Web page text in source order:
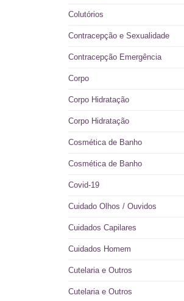
Colutórios
Contracepção e Sexualidade
Contracepção Emergência
Corpo
Corpo Hidratação
Corpo Hidratação
Cosmética de Banho
Cosmética de Banho
Covid-19
Cuidado Olhos / Ouvidos
Cuidados Capilares
Cuidados Homem
Cutelaria e Outros
Cutelaria e Outros